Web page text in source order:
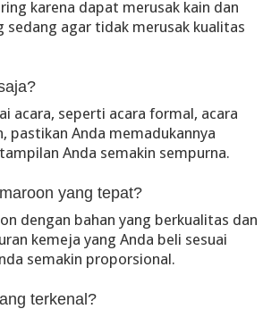
karena dapat merusak kain dan
sedang agar tidak merusak kualitas
acara, seperti acara formal, acara
pastikan Anda memadukannya
Anda semakin sempurna.
yang tepat?
dengan bahan yang berkualitas dan
kemeja yang Anda beli sesuai
semakin proporsional.
terkenal?